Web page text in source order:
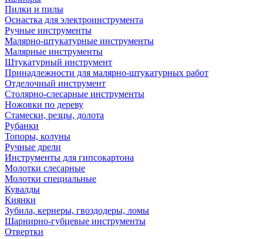
Пилки и пилы
Оснастка для электроинструмента
Ручные инструменты
Малярно-штукатурные инструменты
Малярные инструменты
Штукатурный инструмент
Принадлежности для малярно-штукатурных работ
Отделочный инструмент
Столярно-слесарные инструменты
Ножовки по дереву
Стамески, резцы, долота
Рубанки
Топоры, колуны
Ручные дрели
Инструменты для гипсокартона
Молотки слесарные
Молотки специальные
Кувалды
Киянки
Зубила, кернеры, гвоздодеры, ломы
Шарнирно-губцевые инструменты
Отвертки